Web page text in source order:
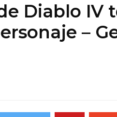
Diablo IV
–